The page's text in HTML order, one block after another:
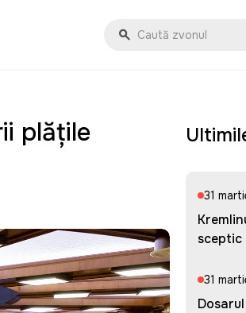
plățile
31
sceptic
31